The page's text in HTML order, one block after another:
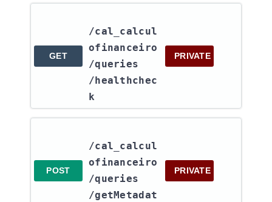
GET
/cal_calcul
ofinanceiro​
/queries​
/healthchec
k
PRIVATE
POST
/cal_calcul
ofinanceiro​
/queries​
/getMetadat
PRIVATE